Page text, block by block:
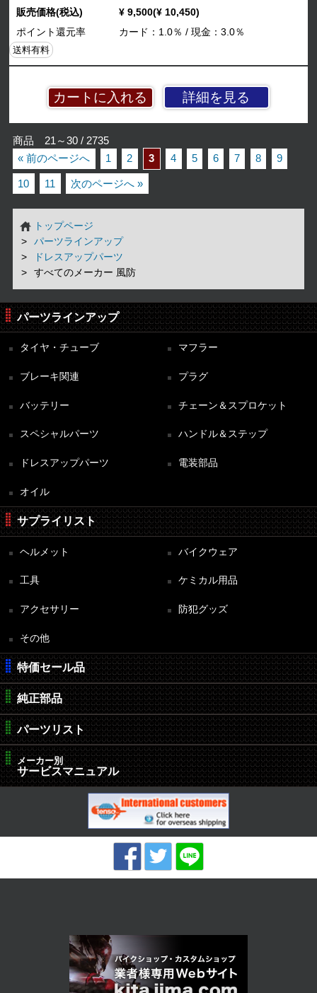
詳細を見る
販売価格(税込)
¥ 9,500(¥ 10,450)
ポイント還元率
カード：1.0％ / 現金：3.0％
送料有料
商品 21～30 / 2735
« 前のページへ
1 2 3 4 5 6 7 8 9
10 11 次のページへ »
トップページ
パーツラインアップ
ドレスアップパーツ
すべてのメーカー 風防
パーツラインアップ
タイヤ・チューブ マフラー
ブレーキ関連 プラグ
バッテリー チェーン＆スプロケット
スペシャルパーツ ハンドル＆ステップ
ドレスアップパーツ 電装部品
オイル
サプライリスト
ヘルメット バイクウェア
工具 ケミカル用品
アクセサリー 防犯グッズ
その他
特価セール品
純正部品
パーツリスト
メーカー別
サービスマニュアル